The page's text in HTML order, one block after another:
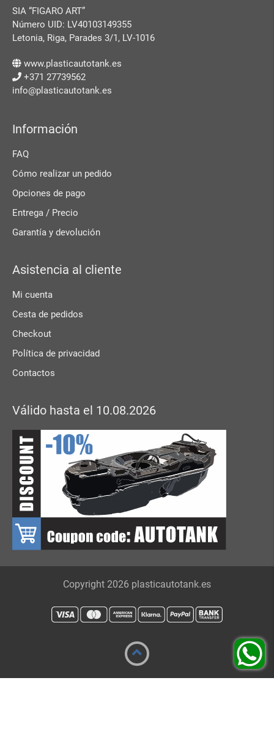
SIA “FIGARO ART”
Número UID: LV40103149355
Letonia, Riga, Parades 3/1, LV-1016
www.plasticautotank.es
+371 27739562
info@plasticautotank.es
Información
FAQ
Cómo realizar un pedido
Opciones de pago
Entrega / Precio
Garantía y devolución
Asistencia al cliente
Mi cuenta
Cesta de pedidos
Checkout
Política de privacidad
Contactos
Válido hasta el 10.08.2026
Copyright 2026 plasticautotank.es